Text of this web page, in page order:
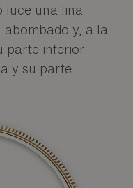
luce una fina
y, a la
parte inferior
y su parte